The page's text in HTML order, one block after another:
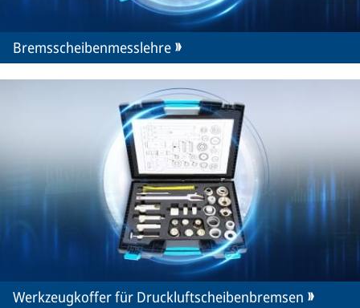
Bremsscheibenmesslehre
Werkzeugkoffer für Druckluftscheibenbremsen